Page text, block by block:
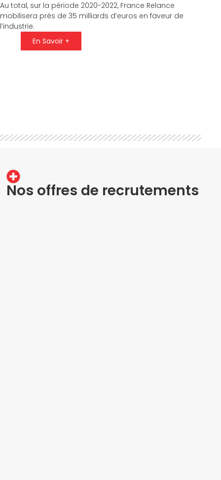
Nos offres de recrutements
Au total, sur la période 2020-2022, France Relance
mobilisera près de 35 milliards d’euros en faveur de
l’industrie.
En Savoir +